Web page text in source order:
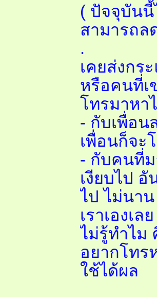
( ปัจจุบันนี้
สามารถล
.
เคยส่งกร
หรือคนที่เ
โทรมาหา
- กับเพื่อ
เพื่อนก็จะ
- กับคนที่ม
เงียบไป
ไป ไม่นา
เราเองเ
ไม่รู้ทำไม
อยากโทร
ใช้ได้ผล